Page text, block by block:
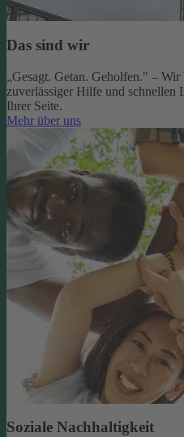
Das sind wir
„Gesagt. Getan. Geholfen." –
zuverlässiger Hilfe und schnellen
Ihrer Seite.
Mehr über uns
Soziale Nachhaltigkeit